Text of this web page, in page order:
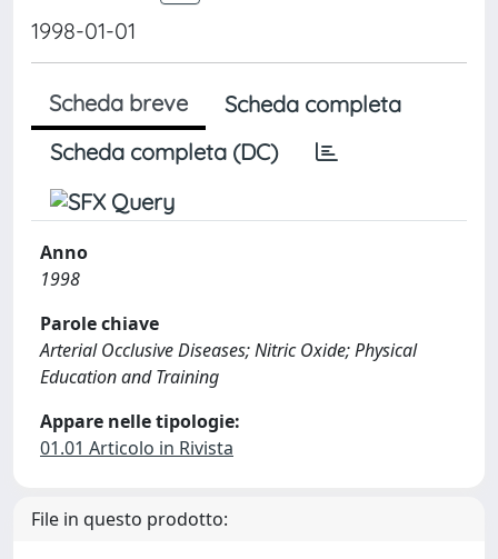
1998-01-01
Scheda breve
Scheda completa
Scheda completa (DC)
Anno
1998
Parole chiave
Arterial Occlusive Diseases; Nitric Oxide; Physical
Education and Training
Appare nelle tipologie:
01.01 Articolo in Rivista
File in questo prodotto: